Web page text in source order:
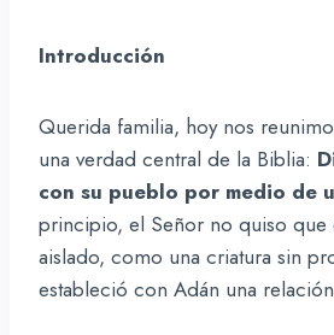
Introducción
Querida familia, hoy nos
una verdad central de la Biblia:
con su pueblo por medio de
principio, el Señor no quiso que
aislado, como una criatura sin
estableció con Adán una